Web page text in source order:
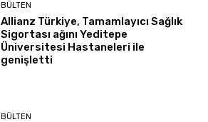
BÜLTEN
Allianz Türkiye, Tamamlayıcı Sağlık
Sigortası ağını Yeditepe
Üniversitesi Hastaneleri ile
genişletti
BÜLTEN